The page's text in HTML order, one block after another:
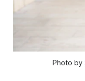
Photo by